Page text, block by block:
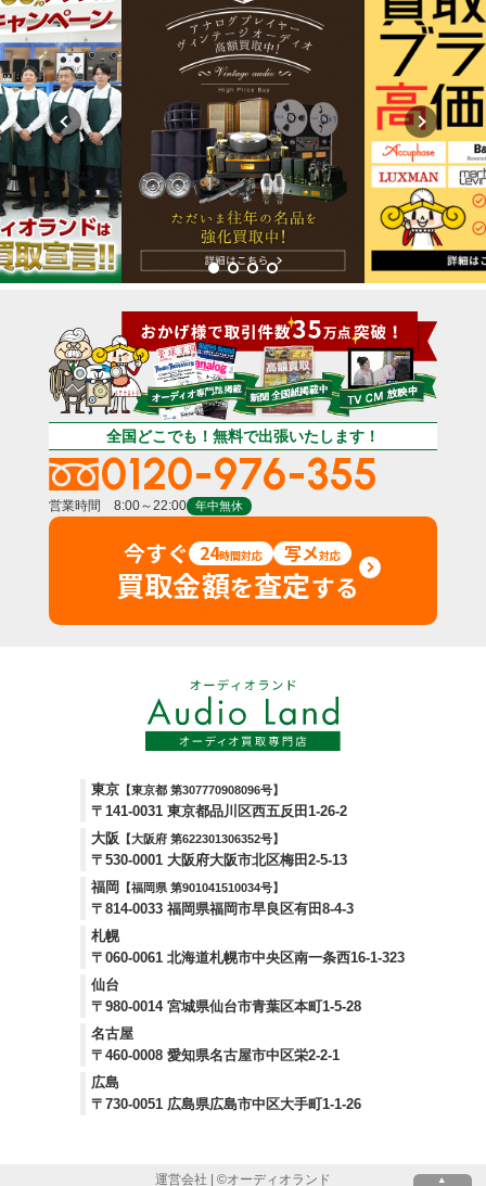
全国どこでも！無料で出張いたします！
0120-976-355
営業時間 8:00～22:00 年中無休
今すぐ 24時間対応 写メ対応
買取金額を査定する
東京 【東京都 第307770908096号】
〒141-0031 東京都品川区西五反田1-26-2
大阪
【大阪府 第622301306352号】
〒530-0001 大阪府大阪市北区梅田2-5-13
福岡
【福岡県 第901041510034号】
〒814-0033 福岡県福岡市早良区有田8-4-3
札幌
〒060-0061 北海道札幌市中央区南一条西16-1-323
仙台
〒980-0014 宮城県仙台市青葉区本町1-5-28
名古屋
〒460-0008 愛知県名古屋市中区栄2-2-1
広島
〒730-0051 広島県広島市中区大手町1-1-26
運営会社 | ©オーディオランド